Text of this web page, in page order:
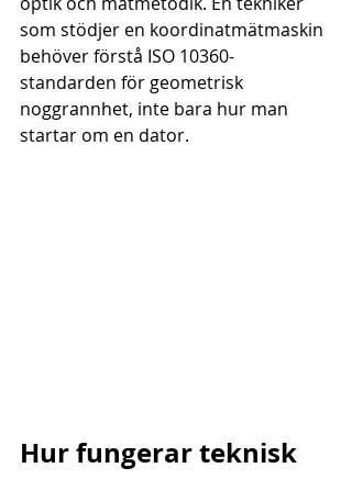
som stödjer en koordinatmätmaskin
behöver förstå ISO 10360-
standarden för geometrisk
noggrannhet, inte bara hur man
startar om en dator.
Hur fungerar teknisk